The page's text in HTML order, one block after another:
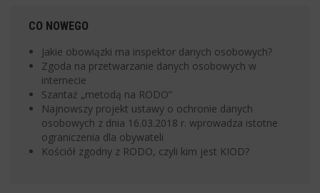
CO NOWEGO
Jakie obowiązki ma inspektor danych osobowych?
Zgoda na przetwarzanie danych osobowych w
internecie
Szantaż „metodą na RODO”
Najnowszy projekt ustawy o ochronie danych
osobowych z dnia 16.03.2018 r. wprowadza istotne
ograniczenia dla obywateli
Kościół zgodny z RODO, czyli kim jest KIOD?